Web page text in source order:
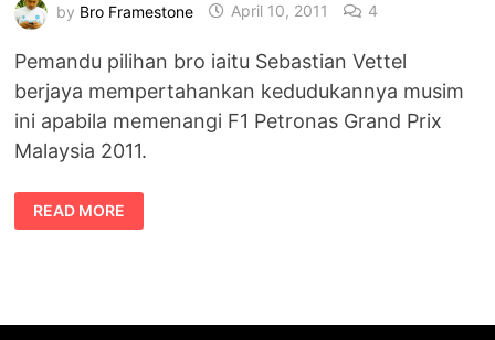
by Bro Framestone April 10, 2011 4
Pemandu pilihan bro iaitu Sebastian Vettel
berjaya mempertahankan kedudukannya musim
ini apabila memenangi F1 Petronas Grand Prix
Malaysia 2011.
SEBASTIAN
VETTEL
MENGUASAI
2011
READ MORE